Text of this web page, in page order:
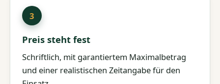
Preis steht fest
Schriftlich, mit garantiertem Maximalbetrag
und einer realistischen Zeitangabe für den